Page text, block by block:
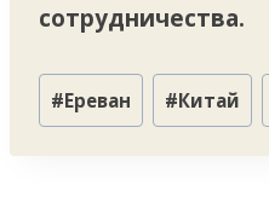
сотрудничества.
Метки
записи:
#Ереван #Китай